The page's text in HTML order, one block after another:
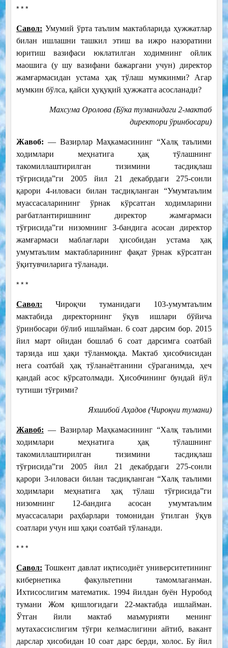
* * *
Савол: Умумий ўрта таълим мактабларида ҳужжатлар
билан ишлашни ташкил этиш ва ижро назоратини
юритиш вазифаси юклатилган ходимнинг ойлик
маошига (у шу вазифани бажаргани учун) директор
жамғармасидан устама ҳақ тўлаш мумкинми? Агар
мумкин бўлса, қайси ҳуқуқий ҳужжатга асосланади?
Махсума Оролова (Бўка туманидаги 2-мактаб
директори ўринбосари)
Жавоб: — Вазирлар Маҳкамасининг “Халқ таълими
ходимлари меҳнатига ҳақ тўлашнинг
такомиллаштирилган тизимини тасдиқлаш
тўғрисида”ги 2005 йил 21 декабрдаги 275-сонли
қарори 4-иловаси билан тасдиқланган “Умумтаълим
муассасаларининг ўрнак кўрсатган ходимларини
рағбатлантиришнинг директор жамғармаси
тўғрисида”ги низомнинг 3-бандига асосан директор
жамғармаси маблағлари ҳисобидан устама ҳақ
умумтаълим мактабларининг фақат ўрнак кўрсатган
ўқитувчиларига тўланади.
* * *
Савол: Чироқчи туманидаги 103-умумтаълим
мактабида директорнинг ўқув ишлари бўйича
ўринбосари бўлиб ишлайман. 6 соат дарсим бор. 2015
йил март ойидан бошлаб 6 соат дарсимга соатбай
тарзида иш ҳақи тўланмоқда. Мактаб ҳисобчисидан
нега соатбай ҳақ тўланаётганини сўраганимда, ҳеч
қандай асос кўрсатолмади. Ҳисобчининг бундай йўл
тутиши тўғрими?
Яхшибой Аҳадов (Чироқчи тумани)
Жавоб: — Вазирлар Маҳкамасининг “Халқ таълими
ходимлари меҳнатига ҳақ тўлашнинг
такомиллаштирилган тизимини тасдиқлаш
тўғрисида”ги 2005 йил 21 декабрдаги 275-сонли
қарори 3-иловаси билан тасдиқланган “Халқ таълими
ходимлари меҳнатига ҳақ тўлаш тўғрисида”ги
низомнинг 12-бандига асосан умумтаълим
муассасалари раҳбарлари томонидан ўтилган ўқув
соатлари учун иш ҳақи соатбай тўланади.
* * *
Савол: Тошкент давлат иқтисодиёт университетининг
кибернетика факультетини тамомлаганман.
Ихтисослигим математик. 1994 йилдан буён Нуробод
тумани Жом қишлоғидаги 22-мактабда ишлайман.
Ўтган йили мактаб маъмурияти менинг
мутахассислигим тўғри келмаслигини айтиб, вакант
дарслар ҳисобидан 10 соат дарс берди, холос. Бу йил